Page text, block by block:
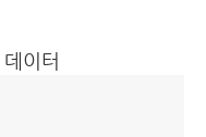
이터